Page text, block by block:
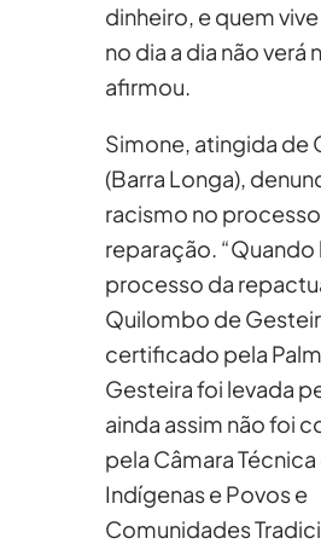
dinheiro, e quem
no dia a dia não verá
afirmou.
Simone, atingida de
(Barra Longa),
racismo no
reparação. “Quando
processo da
Quilombo de
certificado pela
Gesteira foi levada
ainda assim não foi
pela Câmara
Indígenas e Povos e
Comunidades